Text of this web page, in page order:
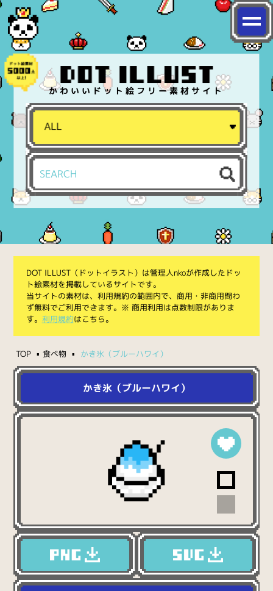
かわいいドット絵フリー素材サイト
DOT ILLUST（ドットイラスト）は管理人nkoが作成したドッ
ト絵素材を掲載しているサイトです。
当サイトの素材は、利用規約の範囲内で、商用・非商用問わ
ず無料でご利用できます。※ 商用利用は点数制限がありま
す。 利用規約はこちら。
TOP 食べ物 かき氷（ブルーハワイ）
かき氷（ブルーハワイ）